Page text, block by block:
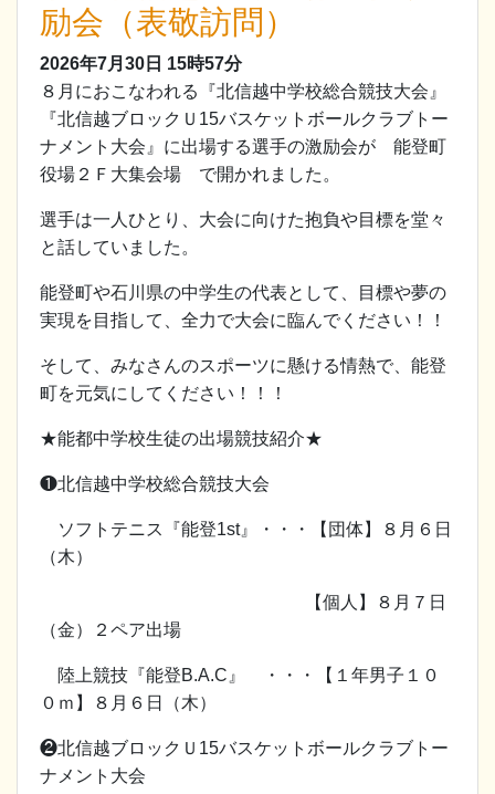
励会（表敬訪問）
2026年7月30日 15時57分
８月におこなわれる『北信越中学校総合競技大会』
『北信越ブロックＵ15バスケットボールクラブトー
ナメント大会』に出場する選手の激励会が 能登町
役場２Ｆ大集会場 で開かれました。
選手は一人ひとり、大会に向けた抱負や目標を堂々
と話していました。
能登町や石川県の中学生の代表として、目標や夢の
実現を目指して、全力で大会に臨んでください！！
そして、みなさんのスポーツに懸ける情熱で、能登
町を元気にしてください！！！
★能都中学校生徒の出場競技紹介★
❶北信越中学校総合競技大会
ソフトテニス『能登1st』・・・【団体】８月６日
（木）
【個人】８月７日
（金）２ペア出場
陸上競技『能登B.A.C』 ・・・【１年男子１０
０ｍ】８月６日（木）
❷北信越ブロックＵ15バスケットボールクラブトー
ナメント大会